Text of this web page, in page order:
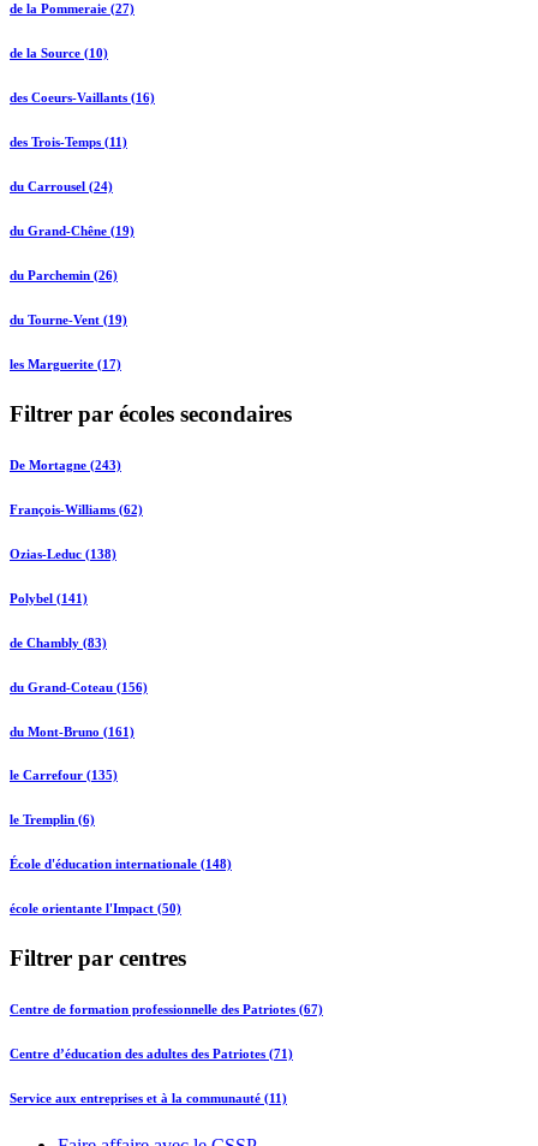
de la Pommeraie (27)
de la Source (10)
des Coeurs-Vaillants (16)
des Trois-Temps (11)
du Carrousel (24)
du Grand-Chêne (19)
du Parchemin (26)
du Tourne-Vent (19)
les Marguerite (17)
Filtrer par écoles secondaires
De Mortagne (243)
François-Williams (62)
Ozias-Leduc (138)
Polybel (141)
de Chambly (83)
du Grand-Coteau (156)
du Mont-Bruno (161)
le Carrefour (135)
le Tremplin (6)
École d'éducation internationale (148)
école orientante l'Impact (50)
Filtrer par centres
Centre de formation professionnelle des Patriotes (67)
Centre d’éducation des adultes des Patriotes (71)
Service aux entreprises et à la communauté (11)